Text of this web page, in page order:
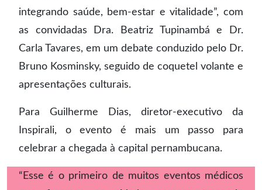
integrando saúde, bem-estar e vitalidade”, com
as convidadas Dra. Beatriz Tupinambá e Dr.
Carla Tavares, em um debate conduzido pelo Dr.
Bruno Kosminsky, seguido de coquetel volante e
apresentações culturais.
Para Guilherme Dias, diretor-executivo da
Inspirali, o evento é mais um passo para
celebrar a chegada à capital pernambucana.
“Esse é o primeiro de muitos eventos médicos